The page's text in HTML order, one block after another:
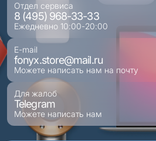
Отдел сервиса
8 (495) 968-33-33
Ежедневно 10:00-20:00
E-mail
fonyx.store@mail.ru
Можете написать нам на почту
Для жалоб
Telegram
Можете написать нам